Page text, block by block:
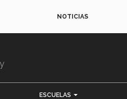
NOTICIAS
ESCUELAS